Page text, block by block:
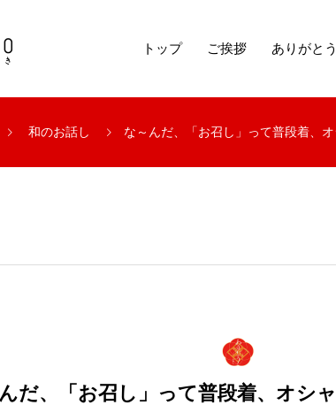
トップ ご挨拶 ありがとう
和のお話し な～んだ、「お召し」って普段着、
だ、「お召し」って普段着、オシ